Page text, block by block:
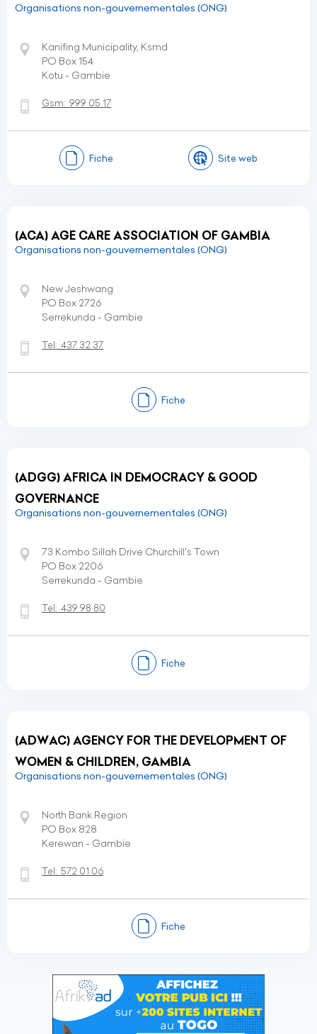
Organisations non-gouvernementales (ONG)
Kanifing Municipality, Ksmd
PO Box 154
Kotu - Gambie
Gsm: 999 05 17
Fiche Site web
(ACA) AGE CARE ASSOCIATION OF GAMBIA
Organisations non-gouvernementales (ONG)
New Jeshwang
PO Box 2726
Serrekunda - Gambie
Tel: 437 32 37
Fiche
(ADGG) AFRICA IN DEMOCRACY & GOOD
GOVERNANCE
Organisations non-gouvernementales (ONG)
73 Kombo Sillah Drive Churchill's Town
PO Box 2206
Serrekunda - Gambie
Tel: 439 98 80
Fiche
(ADWAC) AGENCY FOR THE DEVELOPMENT OF
WOMEN & CHILDREN, GAMBIA
Organisations non-gouvernementales (ONG)
North Bank Region
PO Box 828
Kerewan - Gambie
Tel: 572 01 06
Fiche